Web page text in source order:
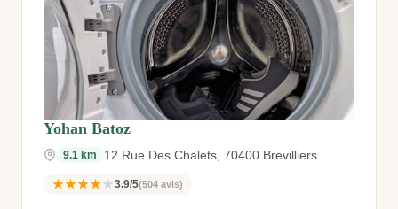
Yohan Batoz
9.1 km 12 Rue Des Chalets, 70400 Brevilliers
★★★★★3.9/5(504 avis)